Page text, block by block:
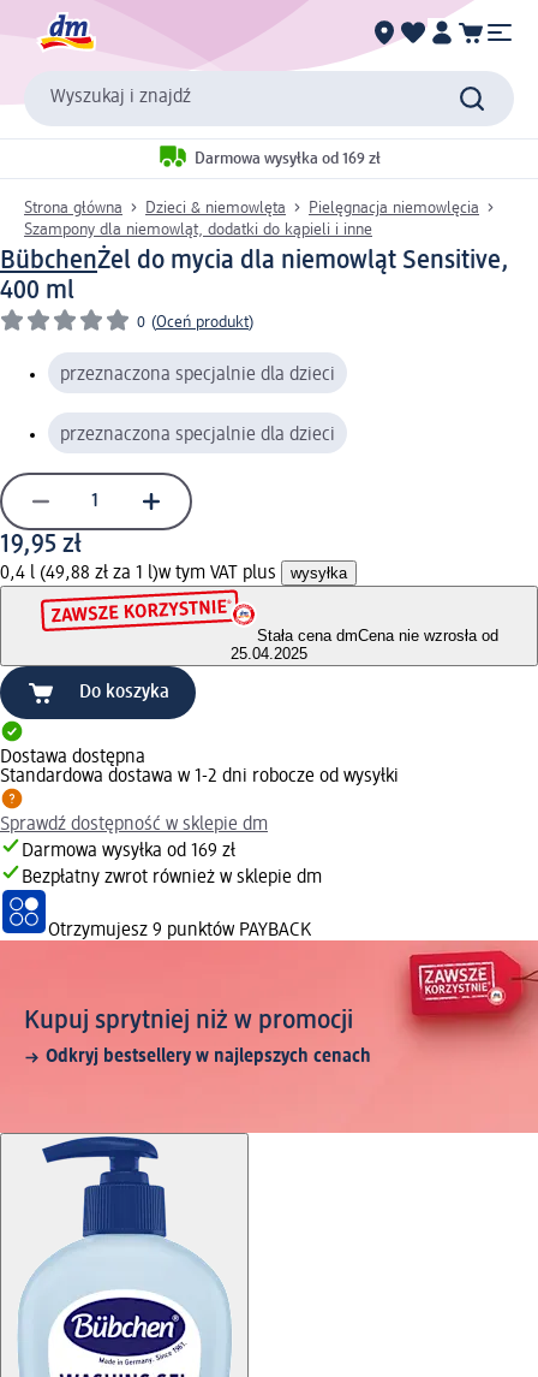
Wyszukaj i znajdź
Darmowa wysyłka od 169 zł
Strona główna Dzieci & niemowlęta
Pielęgnacja niemowlęcia
Szampony dla niemowląt, dodatki do kąpieli i inne
BübchenŻel do mycia dla niemowląt Sensitive,
400 ml
0 (Oceń produkt)
przeznaczona specjalnie dla dzieci
przeznaczona specjalnie dla dzieci
19,95 zł
0,4 l (49,88 zł za 1 l)w tym VAT plus wysyłka
Stała cena dmCena nie wzrosła od
25.04.2025
Do koszyka
Dostawa dostępna
Standardowa dostawa w 1-2 dni robocze od wysyłki
Sprawdź dostępność w sklepie dm
Darmowa wysyłka od 169 zł
Bezpłatny zwrot również w sklepie dm
Otrzymujesz 9 punktów PAYBACK
Kupuj sprytniej niż w promocji
Odkryj bestsellery w najlepszych cenach